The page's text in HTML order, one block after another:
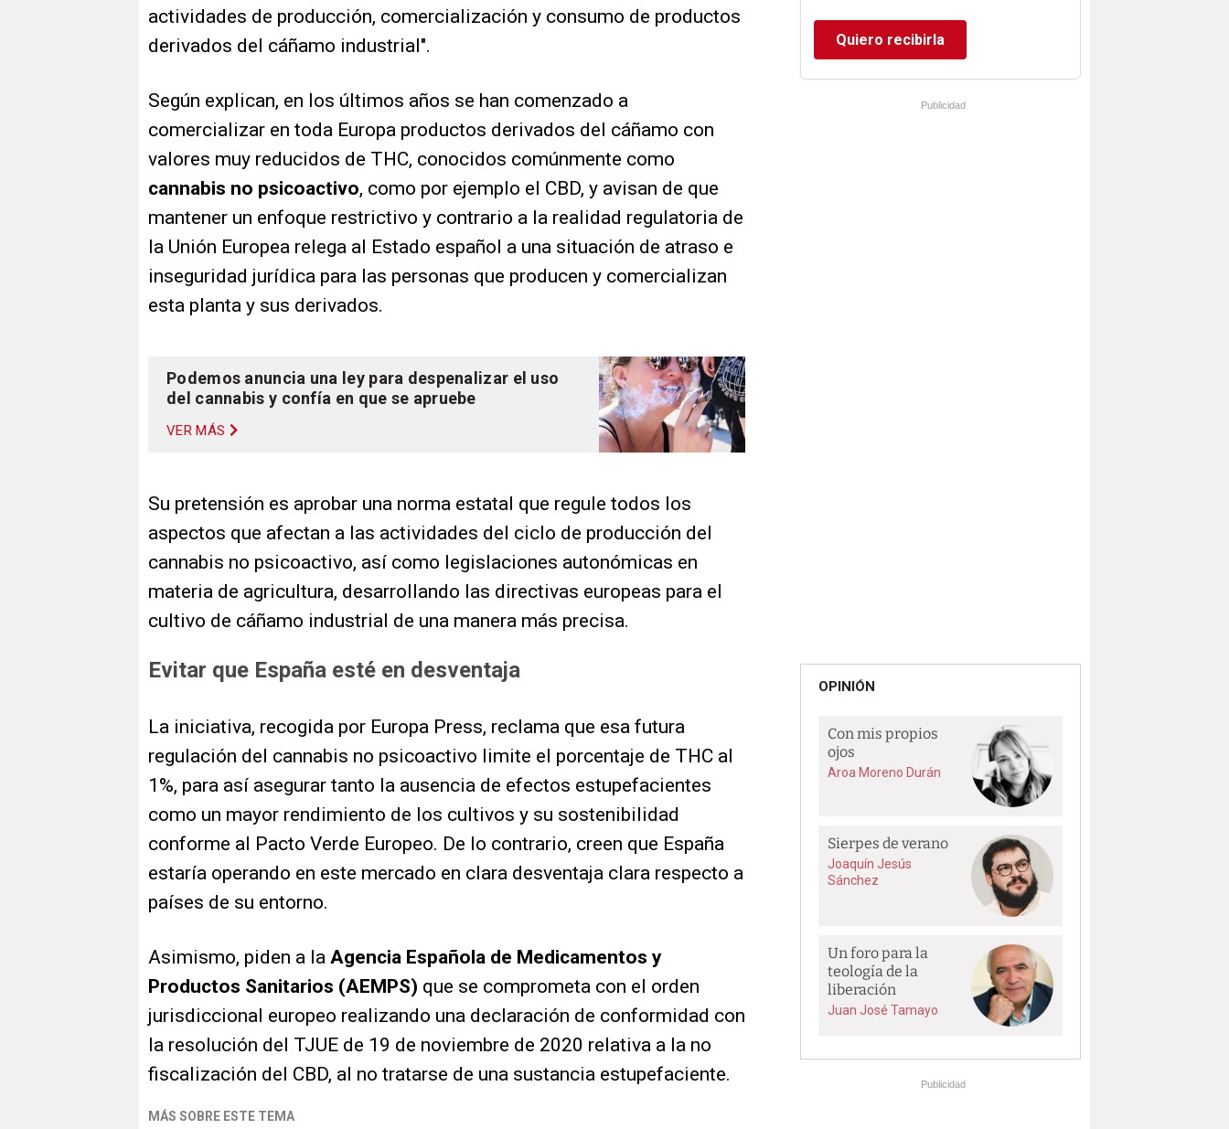
actividades de producción, comercialización y consumo de productos
derivados del cáñamo industrial".
Según explican, en los últimos años se han comenzado a
comercializar en toda Europa productos derivados del cáñamo con
valores muy reducidos de THC, conocidos comúnmente como
cannabis no psicoactivo, como por ejemplo el CBD, y avisan de que
mantener un enfoque restrictivo y contrario a la realidad regulatoria de
la Unión Europea relega al Estado español a una situación de atraso e
inseguridad jurídica para las personas que producen y comercializan
esta planta y sus derivados.
Podemos anuncia una ley para despenalizar el uso
del cannabis y confía en que se apruebe
VER MÁS
Su pretensión es aprobar una norma estatal que regule todos los
aspectos que afectan a las actividades del ciclo de producción del
cannabis no psicoactivo, así como legislaciones autonómicas en
materia de agricultura, desarrollando las directivas europeas para el
cultivo de cáñamo industrial de una manera más precisa.
Evitar que España esté en desventaja
La iniciativa, recogida por Europa Press, reclama que esa futura
regulación del cannabis no psicoactivo limite el porcentaje de THC al
1%, para así asegurar tanto la ausencia de efectos estupefacientes
como un mayor rendimiento de los cultivos y su sostenibilidad
conforme al Pacto Verde Europeo. De lo contrario, creen que España
estaría operando en este mercado en clara desventaja clara respecto a
países de su entorno.
Asimismo, piden a la Agencia Española de Medicamentos y
Productos Sanitarios (AEMPS) que se comprometa con el orden
jurisdiccional europeo realizando una declaración de conformidad con
la resolución del TJUE de 19 de noviembre de 2020 relativa a la no
fiscalización del CBD, al no tratarse de una sustancia estupefaciente.
MÁS SOBRE ESTE TEMA
Quiero recibirla
Publicidad
OPINIÓN
Con mis propios
ojos
Aroa Moreno Durán
Sierpes de verano
Joaquín Jesús
Sánchez
Un foro para la
teología de la
liberación
Juan José Tamayo
Publicidad